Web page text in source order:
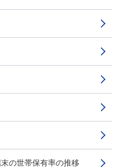
の世帯保有率の推移